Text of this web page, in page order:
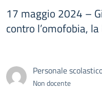
17 maggio 2024 –
contro l’omofobia,
Personale
Non docente